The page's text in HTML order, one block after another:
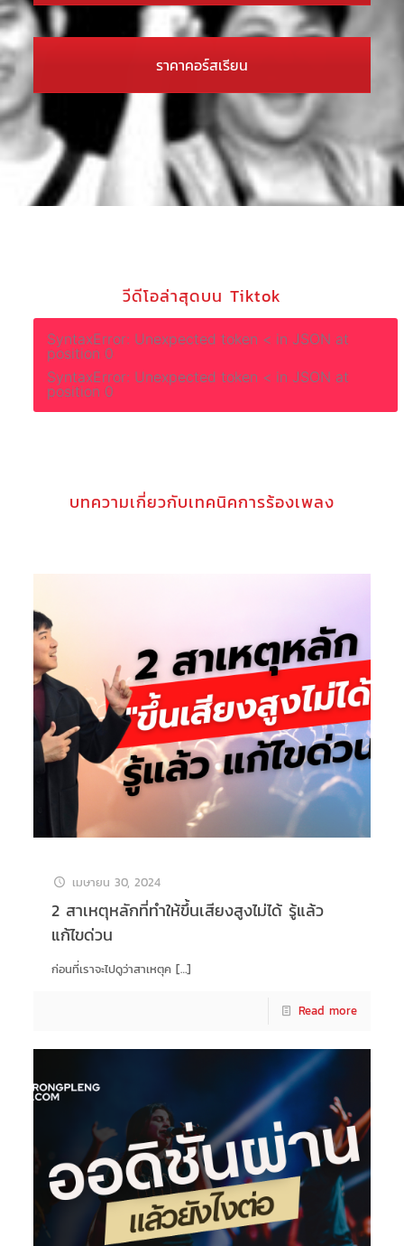
ราคาคอร์สเรียน
วีดีโอล่าสุดบน Tiktok
SyntaxError: Unexpected token < in JSON at
position 0
SyntaxError: Unexpected token < in JSON at
position 0
บทความเกี่ยวกับเทคนิคการร้องเพลง
เมษายน 30, 2024
2 สาเหตุหลักที่ทำให้ขึ้นเสียงสูงไม่ได้ รู้แล้ว
แก้ไขด่วน
ก่อนที่เราจะไปดูว่าสาเหตุค[…]
Read more